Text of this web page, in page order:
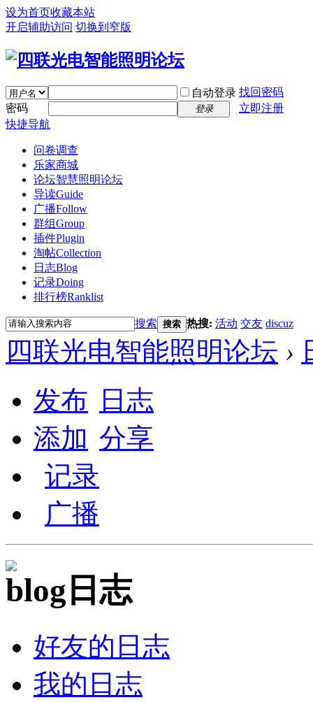
设为首页收藏本站
开启辅助访问 切换到窄版
自动登录 找回密码
密码
登录
立即注册
快捷导航
问卷调查
乐家商城
论坛智慧照明论坛
导读Guide
广播Follow
群组Group
插件Plugin
淘帖Collection
日志Blog
记录Doing
排行榜Ranklist
搜索 搜索 热搜: 活动 交友 discuz
四联光电智能照明论坛 ›
发布
日志
添加 分享
记录
广播
日志
好友的日志
我的日志